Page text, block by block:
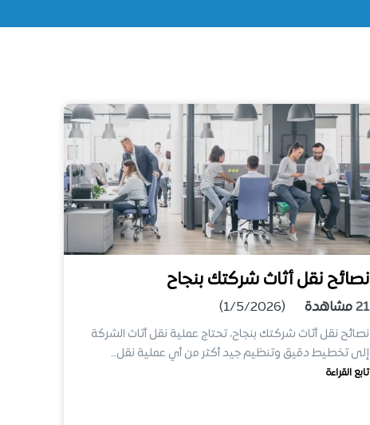
نصائح نقل أثاث شركتك بنجاح
21 مشاهدة (1/5/2026)
نصائح نقل أثاث شركتك بنجاح، تحتاج عملية نقل أثاث الشركة
إلى تخطيط دقيق وتنظيم جيد أكثر من أي عملية نقل…
تابع القراءة